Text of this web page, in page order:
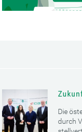
Die
durch